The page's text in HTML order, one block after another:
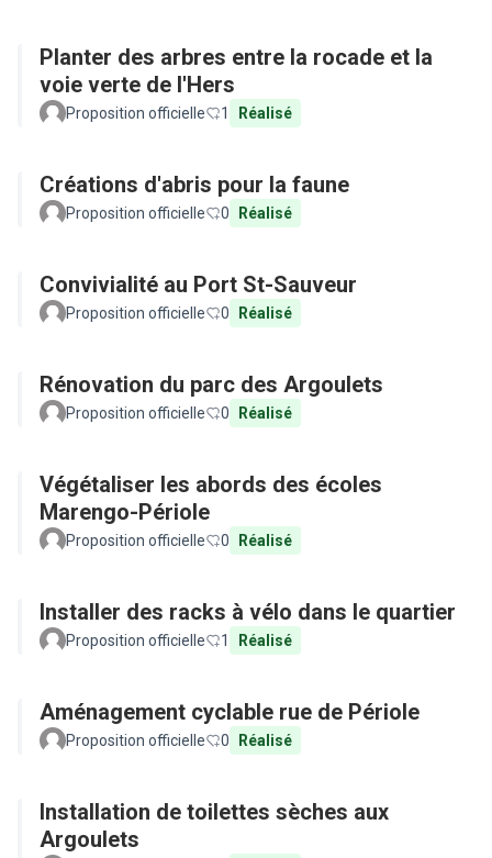
Planter des arbres entre la rocade et la
voie verte de l'Hers
Proposition officielle 1 Réalisé
Créations d'abris pour la faune
Proposition officielle 0 Réalisé
Convivialité au Port St-Sauveur
Proposition officielle 0 Réalisé
Rénovation du parc des Argoulets
Proposition officielle 0 Réalisé
Végétaliser les abords des écoles
Marengo-Périole
Proposition officielle 0 Réalisé
Installer des racks à vélo dans le quartier
Proposition officielle 1 Réalisé
Aménagement cyclable rue de Périole
Proposition officielle 0 Réalisé
Installation de toilettes sèches aux
Argoulets